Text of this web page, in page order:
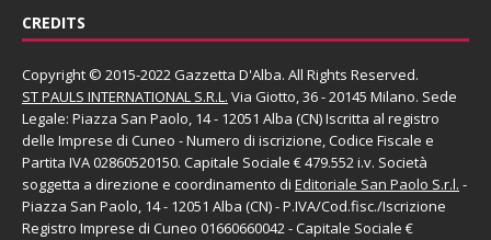
CREDITS
Copyright © 2015-2022 Gazzetta D'Alba. All Rights Reserved.
ST PAULS INTERNATIONAL S.R.L. Via Giotto, 36 - 20145 Milano. Sede
Legale: Piazza San Paolo, 14 - 12051 Alba (CN) Iscritta al registro
delle Imprese di Cuneo - Numero di iscrizione, Codice Fiscale e
Partita IVA 02860520150. Capitale Sociale € 479.552 i.v. Società
soggetta a direzione e coordinamento di Editoriale San Paolo S.r.l. -
Piazza San Paolo, 14 - 12051 Alba (CN) - P.IVA/Cod.fisc./Iscrizione
Registro Imprese di Cuneo 01660660042 - Capitale Sociale €